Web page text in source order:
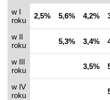
w I
roku
2,5% 5,6% 4,2%
w II
roku
5,3% 3,4%
w III
roku
3,5%
w IV
roku